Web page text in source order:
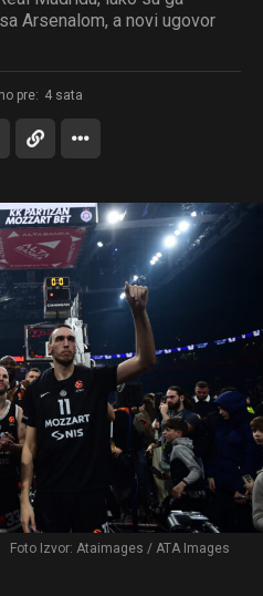
Arsenalom, a novi ugovor
pre: 4 sata
Foto Izvor: Ataimages / ATA Images